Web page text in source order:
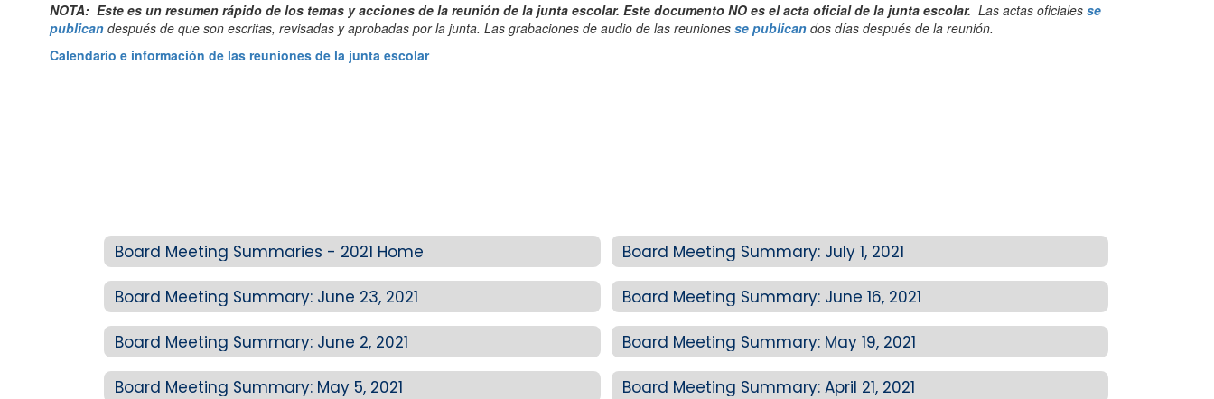
NOTA: Este es un resumen rápido de los temas y acciones de la reunión de la junta escolar. Este documento NO es el acta oficial de la junta escolar. Las actas oficiales se
publican después de que son escritas, revisadas y aprobadas por la junta. Las grabaciones de audio de las reuniones se publican dos días después de la reunión.
Calendario e información de las reuniones de la junta escolar
Board Meeting Summaries - 2021 Home Board Meeting Summary: July 1, 2021
Board Meeting Summary: June 23, 2021 Board Meeting Summary: June 16, 2021
Board Meeting Summary: June 2, 2021 Board Meeting Summary: May 19, 2021
Board Meeting Summary: May 5, 2021 Board Meeting Summary: April 21, 2021